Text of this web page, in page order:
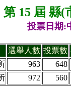
第 15 屆 縣(
投票日期:
選舉人數 投票數
963
648
972 560